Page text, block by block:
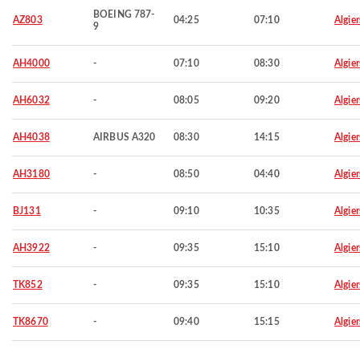
AZ803
BOEING 787-
9
04:25 07:10
AH4000 - 07:10 08:30
AH6032 - 08:05 09:20
AH4038 AIRBUS A320 08:30 14:15
AH3180 - 08:50 04:40
BJ131 - 09:10 10:35
AH3922 - 09:35 15:10
TK852 - 09:35 15:10
TK8670 - 09:40 15:15